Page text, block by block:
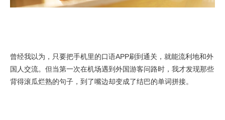
曾经我以为，只要把手机里的口语APP刷到通关，就能流利地和外
国人交流。但当第一次在机场遇到外国游客问路时，我才发现那些
背得滚瓜烂熟的句子，到了嘴边却变成了结巴的单词拼接。